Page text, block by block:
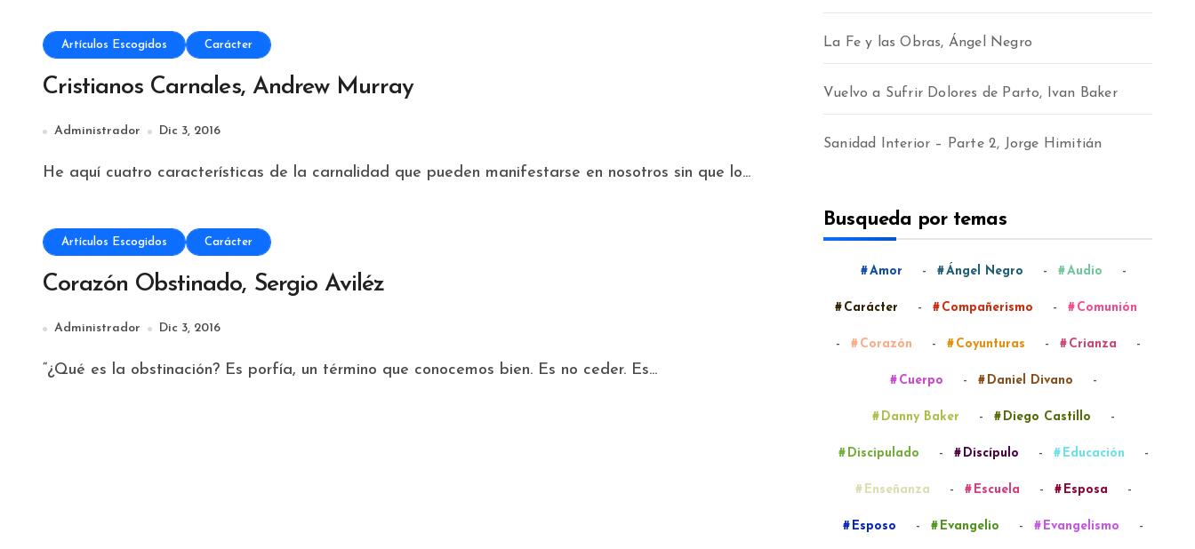
Artículos Escogidos Carácter
Cristianos Carnales, Andrew Murray
Administrador Dic 3, 2016
He aquí cuatro características de la carnalidad que pueden manifestarse en nosotros sin que lo...
Artículos Escogidos Carácter
Corazón Obstinado, Sergio Aviléz
Administrador Dic 3, 2016
“¿Qué es la obstinación? Es porfía, un término que conocemos bien. Es no ceder. Es...
La Fe y las Obras, Ángel Negro
Vuelvo a Sufrir Dolores de Parto, Ivan Baker
Sanidad Interior – Parte 2, Jorge Himitián
Busqueda por temas
Amor - Ángel Negro - Audio -
Carácter - Compañerismo - Comunión
- Corazón - Coyunturas - Crianza -
Cuerpo - Daniel Divano -
Danny Baker - Diego Castillo -
Discipulado - Discípulo - Educación -
Enseñanza - Escuela - Esposa -
Esposo - Evangelio - Evangelismo -